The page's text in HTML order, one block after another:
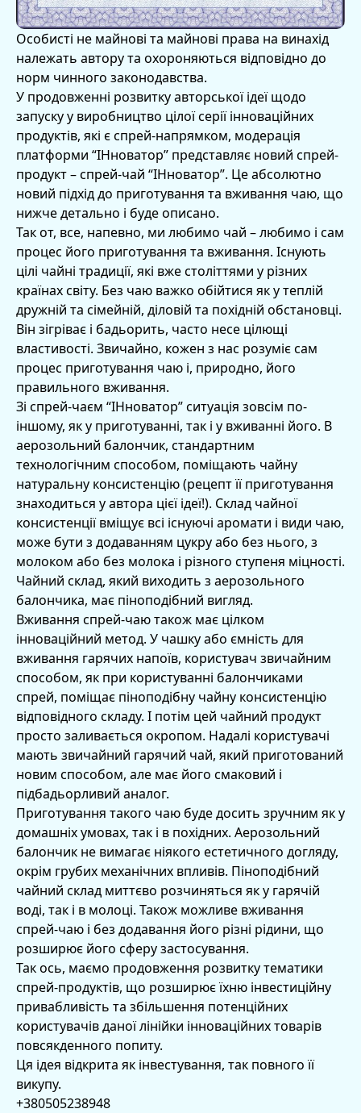
Особисті не майнові та майнові права на винахід
належать автору та охороняються відповідно до
норм чинного законодавства.
У продовженні розвитку авторської ідеї щодо
запуску у виробництво цілої серії інноваційних
продуктів, які є спрей-напрямком, модерація
платформи “ІНноватор” представляє новий спрей-
продукт – спрей-чай “ІНноватор”. Це абсолютно
новий підхід до приготування та вживання чаю, що
нижче детально і буде описано.
Так от, все, напевно, ми любимо чай – любимо і сам
процес його приготування та вживання. Існують
цілі чайні традиції, які вже століттями у різних
країнах світу. Без чаю важко обійтися як у теплій
дружній та сімейній, діловій та похідній обстановці.
Він зігріває і бадьорить, часто несе цілющі
властивості. Звичайно, кожен з нас розуміє сам
процес приготування чаю і, природно, його
правильного вживання.
Зі спрей-чаєм “ІНноватор” ситуація зовсім по-
іншому, як у приготуванні, так і у вживанні його. В
аерозольний балончик, стандартним
технологічним способом, поміщають чайну
натуральну консистенцію (рецепт її приготування
знаходиться у автора цієї ідеї!). Склад чайної
консистенції вміщує всі існуючі аромати і види чаю,
може бути з додаванням цукру або без нього, з
молоком або без молока і різного ступеня міцності.
Чайний склад, який виходить з аерозольного
балончика, має піноподібний вигляд.
Вживання спрей-чаю також має цілком
інноваційний метод. У чашку або ємність для
вживання гарячих напоїв, користувач звичайним
способом, як при користуванні балончиками
спрей, поміщає піноподібну чайну консистенцію
відповідного складу. І потім цей чайний продукт
просто заливається окропом. Надалі користувачі
мають звичайний гарячий чай, який приготований
новим способом, але має його смаковий і
підбадьорливий аналог.
Приготування такого чаю буде досить зручним як у
домашніх умовах, так і в похідних. Аерозольний
балончик не вимагає ніякого естетичного догляду,
окрім грубих механічних впливів. Піноподібний
чайний склад миттєво розчиняться як у гарячій
воді, так і в молоці. Також можливе вживання
спрей-чаю і без додавання його різні рідини, що
розширює його сферу застосування.
Так ось, маємо продовження розвитку тематики
спрей-продуктів, що розширює їхню інвестиційну
привабливість та збільшення потенційних
користувачів даної лінійки інноваційних товарів
повсякденного попиту.
Ця ідея відкрита як інвестування, так повного її
викупу.
+380505238948